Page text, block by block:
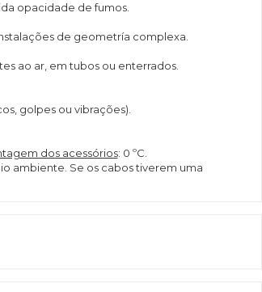
opacidade de fumos.
de geometría complexa.
ao ar, em tubos ou enterrados.
golpes ou vibrações).
dos acessórios: 0 ºC.
ambiente. Se os cabos tiverem uma